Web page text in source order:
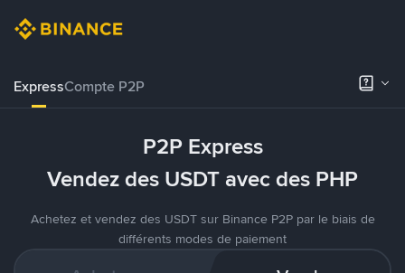
ExpressCompte P2P
P2P Express
Vendez des USDT avec des PHP
Achetez et vendez des USDT sur Binance P2P par le biais de
différents modes de paiement